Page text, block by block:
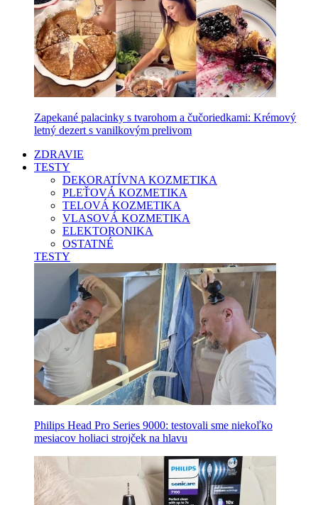
Zapekané palacinky s tvarohom a čučoriedkami: Krémový
letný dezert s vanilkovým prelivom
ZDRAVIE
TESTY
DEKORATÍVNA KOZMETIKA
PLEŤOVÁ KOZMETIKA
TELOVÁ KOZMETIKA
VLASOVÁ KOZMETIKA
ELEKTORONIKA
OSTATNÉ
TESTY
Philips Head Pro Series 9000: testovali sme niekoľko
mesiacov holiaci strojček na hlavu